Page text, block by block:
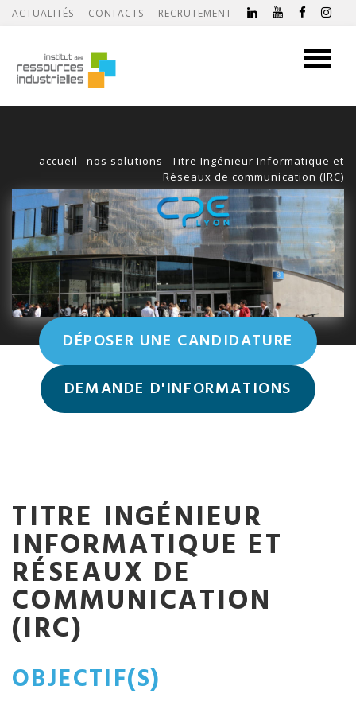
ACTUALITÉS CONTACTS RECRUTEMENT
Toggle
accueil -nos solutions - Titre Ingénieur Informatique et
Réseaux de communication (IRC)
DÉPOSER UNE CANDIDATURE
DEMANDE D'INFORMATIONS
TITRE INGÉNIEUR
INFORMATIQUE ET
RÉSEAUX DE
COMMUNICATION
(IRC)
OBJECTIF(S)